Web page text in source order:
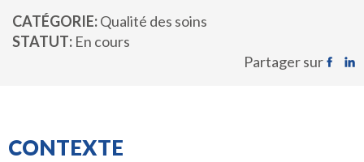
CATÉGORIE Qualité des soins
STATUT En cours
Partager sur
CONTEXTE